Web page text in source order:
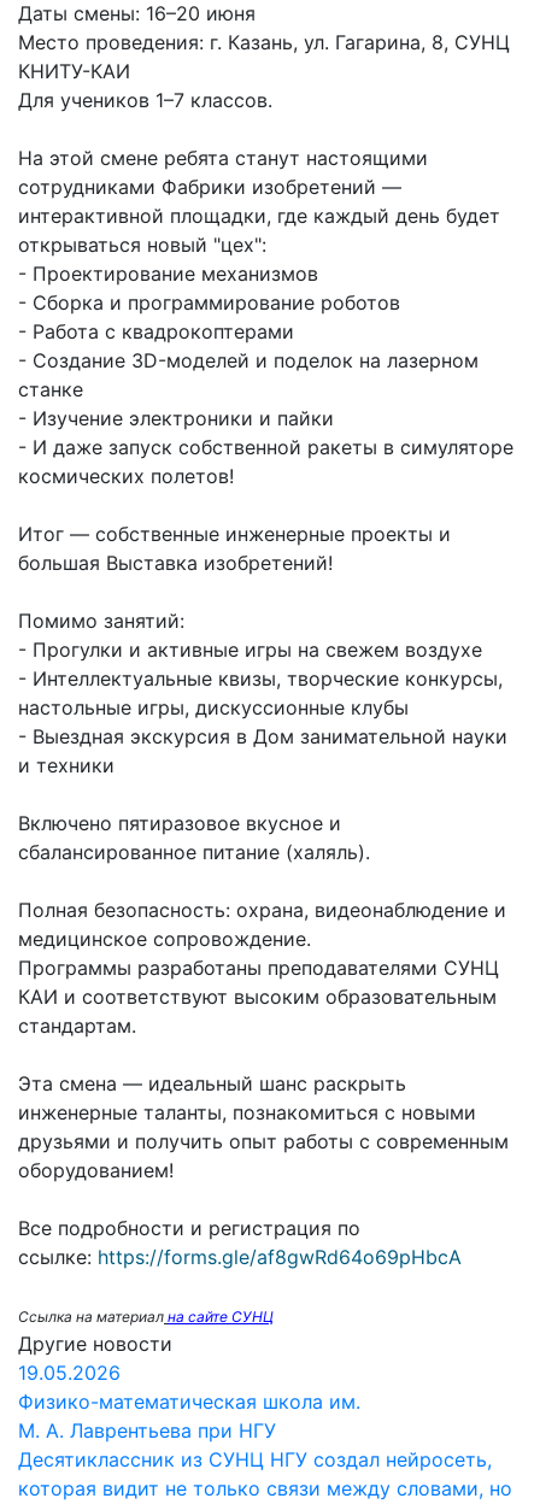
Даты смены: 16–20 июня
Место проведения: г. Казань, ул. Гагарина, 8, СУНЦ
КНИТУ-КАИ
Для учеников 1–7 классов.
На этой смене ребята станут настоящими
сотрудниками Фабрики изобретений —
интерактивной площадки, где каждый день будет
открываться новый "цех":
- Проектирование механизмов
- Сборка и программирование роботов
- Работа с квадрокоптерами
- Создание 3D-моделей и поделок на лазерном
станке
- Изучение электроники и пайки
- И даже запуск собственной ракеты в симуляторе
космических полетов!
Итог — собственные инженерные проекты и
большая Выставка изобретений!
Помимо занятий:
- Прогулки и активные игры на свежем воздухе
- Интеллектуальные квизы, творческие конкурсы,
настольные игры, дискуссионные клубы
- Выездная экскурсия в Дом занимательной науки
и техники
Включено пятиразовое вкусное и
сбалансированное питание (халяль).
Полная безопасность: охрана, видеонаблюдение и
медицинское сопровождение.
Программы разработаны преподавателями СУНЦ
КАИ и соответствуют высоким образовательным
стандартам.
Эта смена — идеальный шанс раскрыть
инженерные таланты, познакомиться с новыми
друзьями и получить опыт работы с современным
оборудованием!
Все подробности и регистрация по
ссылке: https://forms.gle/af8gwRd64o69pHbcA
Ссылка на материал на сайте СУНЦ
Другие новости
19.05.2026
Физико-математическая школа им.
М. А. Лаврентьева при НГУ
Десятиклассник из СУНЦ НГУ создал нейросеть,
которая видит не только связи между словами, но